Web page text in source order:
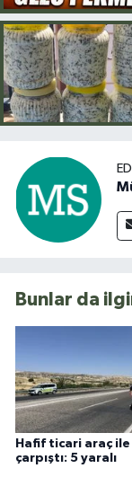
Bunlar da
Hafif ticari araç
çarpıştı: 5 yaralı